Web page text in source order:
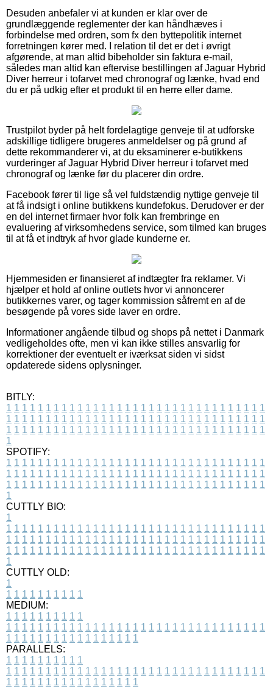
Desuden anbefaler vi at kunden er klar over de
grundlæggende reglementer der kan håndhæves i
forbindelse med ordren, som fx den byttepolitik internet
forretningen kører med. I relation til det er det i øvrigt
afgørende, at man altid bibeholder sin faktura e-mail,
således man altid kan eftervise bestillingen af Jaguar Hybrid
Diver herreur i tofarvet med chronograf og lænke, hvad end
du er på udkig efter et produkt til en herre eller dame.
Trustpilot byder på helt fordelagtige genveje til at udforske
adskillige tidligere brugeres anmeldelser og på grund af
dette rekommanderer vi, at du eksaminerer e-butikkens
vurderinger af Jaguar Hybrid Diver herreur i tofarvet med
chronograf og lænke før du placerer din ordre.
Facebook fører til lige så vel fuldstændig nyttige genveje til
at få indsigt i online butikkens kundefokus. Derudover er der
en del internet firmaer hvor folk kan frembringe en
evaluering af virksomhedens service, som tilmed kan bruges
til at få et indtryk af hvor glade kunderne er.
Hjemmesiden er finansieret af indtægter fra reklamer. Vi
hjælper et hold af online outlets hvor vi annoncerer
butikkernes varer, og tager kommission såfremt en af de
besøgende på vores side laver en ordre.
Informationer angående tilbud og shops på nettet i Danmark
vedligeholdes ofte, men vi kan ikke stilles ansvarlig for
korrektioner der eventuelt er iværksat siden vi sidst
opdaterede sidens oplysninger.
BITLY:
1 1 1 1 1 1 1 1 1 1 1 1 1 1 1 1 1 1 1 1 1 1 1 1 1 1 1 1 1 1 1 1 1
1 1 1 1 1 1 1 1 1 1 1 1 1 1 1 1 1 1 1 1 1 1 1 1 1 1 1 1 1 1 1 1 1
1 1 1 1 1 1 1 1 1 1 1 1 1 1 1 1 1 1 1 1 1 1 1 1 1 1 1 1 1 1 1 1 1
1
SPOTIFY:
1 1 1 1 1 1 1 1 1 1 1 1 1 1 1 1 1 1 1 1 1 1 1 1 1 1 1 1 1 1 1 1 1
1 1 1 1 1 1 1 1 1 1 1 1 1 1 1 1 1 1 1 1 1 1 1 1 1 1 1 1 1 1 1 1 1
1 1 1 1 1 1 1 1 1 1 1 1 1 1 1 1 1 1 1 1 1 1 1 1 1 1 1 1 1 1 1 1 1
1
CUTTLY BIO:
1
1 1 1 1 1 1 1 1 1 1 1 1 1 1 1 1 1 1 1 1 1 1 1 1 1 1 1 1 1 1 1 1 1
1 1 1 1 1 1 1 1 1 1 1 1 1 1 1 1 1 1 1 1 1 1 1 1 1 1 1 1 1 1 1 1 1
1 1 1 1 1 1 1 1 1 1 1 1 1 1 1 1 1 1 1 1 1 1 1 1 1 1 1 1 1 1 1 1 1
1
CUTTLY OLD:
1
1 1 1 1 1 1 1 1 1 1
MEDIUM:
1 1 1 1 1 1 1 1 1 1
1 1 1 1 1 1 1 1 1 1 1 1 1 1 1 1 1 1 1 1 1 1 1 1 1 1 1 1 1 1 1 1 1
1 1 1 1 1 1 1 1 1 1 1 1 1 1 1 1 1
PARALLELS:
1 1 1 1 1 1 1 1 1 1
1 1 1 1 1 1 1 1 1 1 1 1 1 1 1 1 1 1 1 1 1 1 1 1 1 1 1 1 1 1 1 1 1
1 1 1 1 1 1 1 1 1 1 1 1 1 1 1 1 1